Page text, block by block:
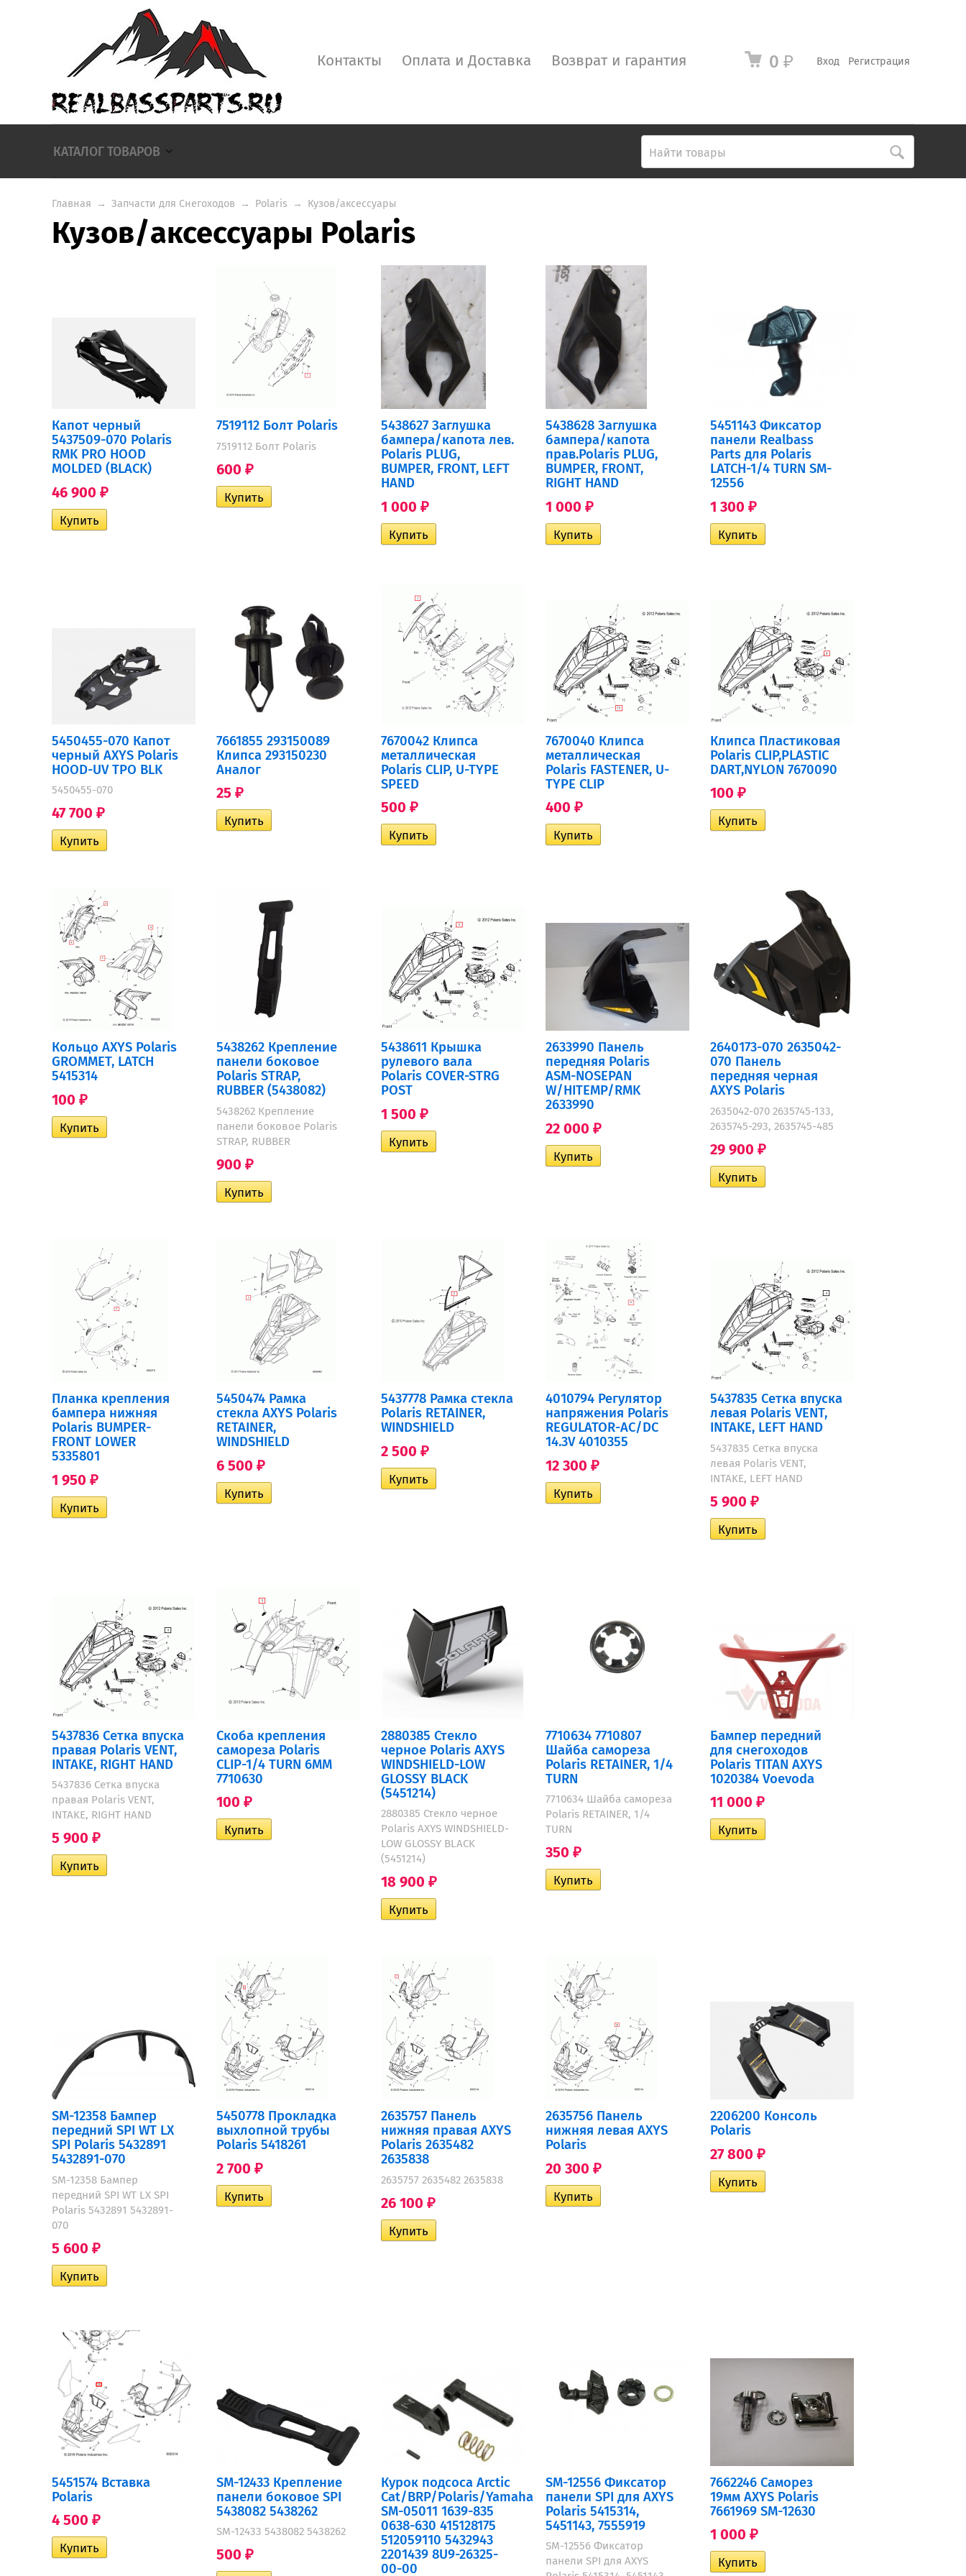
Вход Регистрация
0 ₽
Контакты Оплата и Доставка Возврат и гарантия
КАТАЛОГ ТОВАРОВ
Главная → Запчасти для Снегоходов → Polaris → Кузов/аксессуары
Кузов/аксессуары Polaris
Капот черный
5437509-070 Polaris
RMK PRO HOOD
MOLDED (BLACK)
46 900 ₽
7519112 Болт Polaris
7519112 Болт Polaris
600 ₽
5438627 Заглушка
бампера/капота лев.
Polaris PLUG,
BUMPER, FRONT, LEFT
HAND
1 000 ₽
5438628 Заглушка
бампера/капота
прав.Polaris PLUG,
BUMPER, FRONT,
RIGHT HAND
1 000 ₽
5451143 Фиксатор
панели Realbass
Parts для Polaris
LATCH-1/4 TURN SM-
12556
1 300 ₽
5450455-070 Капот
черный AXYS Polaris
HOOD-UV TPO BLK
5450455-070
47 700 ₽
7661855 293150089
Клипса 293150230
Аналог
25 ₽
7670042 Клипса
металлическая
Polaris CLIP, U-TYPE
SPEED
500 ₽
7670040 Клипса
металлическая
Polaris FASTENER, U-
TYPE CLIP
400 ₽
Клипса Пластиковая
Polaris CLIP,PLASTIC
DART,NYLON 7670090
100 ₽
Кольцо AXYS Polaris
GROMMET, LATCH
5415314
100 ₽
5438262 Крепление
панели боковое
Polaris STRAP,
RUBBER (5438082)
5438262 Крепление
панели боковое Polaris
STRAP, RUBBER
900 ₽
5438611 Крышка
рулевого вала
Polaris COVER-STRG
POST
1 500 ₽
2633990 Панель
передняя Polaris
ASM-NOSEPAN
W/HITEMP/RMK
2633990
22 000 ₽
2640173-070 2635042-
070 Панель
передняя черная
AXYS Polaris
2635042-070 2635745-133,
2635745-293, 2635745-485
29 900 ₽
Планка крепления
бампера нижняя
Polaris BUMPER-
FRONT LOWER
5335801
1 950 ₽
5450474 Рамка
стекла AXYS Polaris
RETAINER,
WINDSHIELD
6 500 ₽
5437778 Рамка стекла
Polaris RETAINER,
WINDSHIELD
2 500 ₽
4010794 Регулятор
напряжения Polaris
REGULATOR-AC/DC
14.3V 4010355
12 300 ₽
5437835 Сетка впуска
левая Polaris VENT,
INTAKE, LEFT HAND
5437835 Сетка впуска
левая Polaris VENT,
INTAKE, LEFT HAND
5 900 ₽
5437836 Сетка впуска
правая Polaris VENT,
INTAKE, RIGHT HAND
5437836 Сетка впуска
правая Polaris VENT,
INTAKE, RIGHT HAND
5 900 ₽
Скоба крепления
самореза Polaris
CLIP-1/4 TURN 6MM
7710630
100 ₽
2880385 Стекло
черное Polaris AXYS
WINDSHIELD-LOW
GLOSSY BLACK
(5451214)
2880385 Стекло черное
Polaris AXYS WINDSHIELD-
LOW GLOSSY BLACK
(5451214)
18 900 ₽
7710634 7710807
Шайба самореза
Polaris RETAINER, 1/4
TURN
7710634 Шайба самореза
Polaris RETAINER, 1/4
TURN
350 ₽
Бампер передний
для снегоходов
Polaris TITAN AXYS
1020384 Voevoda
11 000 ₽
SM-12358 Бампер
передний SPI WT LX
SPI Polaris 5432891
5432891-070
SM-12358 Бампер
передний SPI WT LX SPI
Polaris 5432891 5432891-
070
5 600 ₽
5450778 Прокладка
выхлопной трубы
Polaris 5418261
2 700 ₽
2635757 Панель
нижняя правая AXYS
Polaris 2635482
2635838
2635757 2635482 2635838
26 100 ₽
2635756 Панель
нижняя левая AXYS
Polaris
20 300 ₽
2206200 Консоль
Polaris
27 800 ₽
5451574 Вставка
Polaris
4 500 ₽
SM-12433 Крепление
панели боковое SPI
5438082 5438262
SM-12433 5438082 5438262
500 ₽
Курок подсоса Arctic
Cat/BRP/Polaris/Yamaha
SM-05011 1639-835
0638-630 415128175
512059110 5432943
2201439 8U9-26325-
00-00
SM-12556 Фиксатор
панели SPI для AXYS
Polaris 5415314,
5451143, 7555919
SM-12556 Фиксатор
панели SPI для AXYS
7662246 Саморез
19мм AXYS Polaris
7661969 SM-12630
1 000 ₽